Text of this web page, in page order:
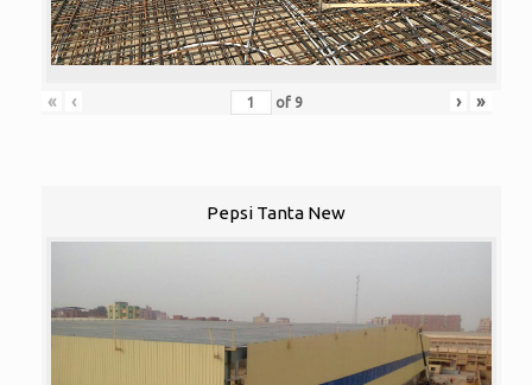
« ‹ of 9 › »
Pepsi Tanta New